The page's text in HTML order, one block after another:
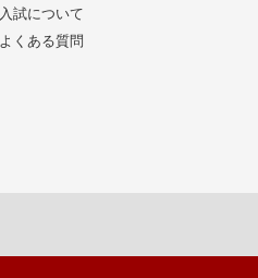
入試について
よくある質問